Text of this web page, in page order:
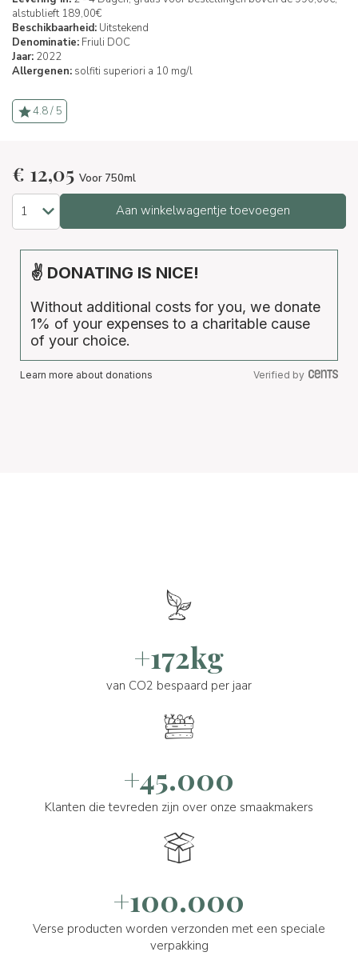
alstublieft 189,00€
Beschikbaarheid: Uitstekend
Denominatie: Friuli DOC
Jaar: 2022
Allergenen: solfiti superiori a 10 mg/l
4.8 / 5
€ 12,05 Voor 750ml
Aan winkelwagentje toevoegen
✌ DONATING IS NICE!
Without additional costs for you, we donate
1% of your expenses to a charitable cause
of your choice.
Learn more about donations Verified by
+172kg
van CO2 bespaard per jaar
+45.000
Klanten die tevreden zijn over onze smaakmakers
+100.000
Verse producten worden verzonden met een speciale
verpakking